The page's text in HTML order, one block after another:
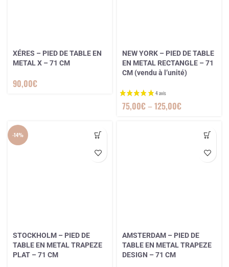
XÉRES – PIED DE TABLE EN
METAL X – 71 CM
90,00€
NEW YORK – PIED DE TABLE
EN METAL RECTANGLE – 71
CM (vendu à l’unité)
75,00€–125,00€
-14%
STOCKHOLM – PIED DE
TABLE EN METAL TRAPEZE
PLAT – 71 CM
AMSTERDAM – PIED DE
TABLE EN METAL TRAPEZE
DESIGN – 71 CM